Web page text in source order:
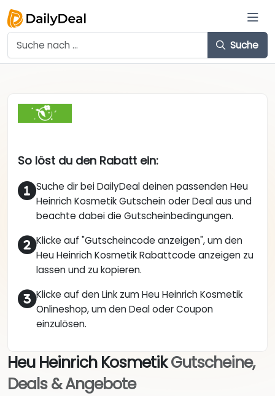
Suche
So löst du den Rabatt ein:
Suche dir bei DailyDeal deinen passenden Heu
Heinrich Kosmetik Gutschein oder Deal aus und
beachte dabei die Gutscheinbedingungen.
Klicke auf "Gutscheincode anzeigen", um den
Heu Heinrich Kosmetik Rabattcode anzeigen zu
lassen und zu kopieren.
Klicke auf den Link zum Heu Heinrich Kosmetik
Onlineshop, um den Deal oder Coupon
einzulösen.
Heu Heinrich KosmetikGutscheine,
Deals & Angebote